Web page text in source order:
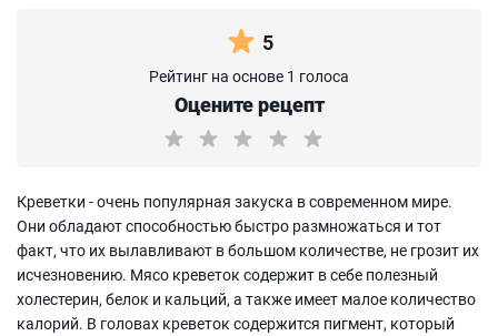
5
Рейтинг на основе 1 голоса
Оцените рецепт
Креветки - очень популярная закуска в современном мире.
Они обладают способностью быстро размножаться и тот
факт, что их вылавливают в большом количестве, не грозит их
исчезновению. Мясо креветок содержит в себе полезный
холестерин, белок и кальций, а также имеет малое количество
калорий. В головах креветок содержится пигмент, который